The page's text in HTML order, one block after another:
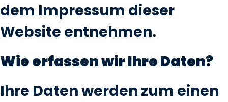
dem Impressum dieser
Website entnehmen.
Wie erfassen wir Ihre Daten?
Ihre Daten werden zum einen